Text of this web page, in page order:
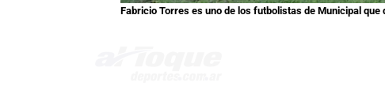
Fabricio Torres es uno de los futbolistas de Municipal que